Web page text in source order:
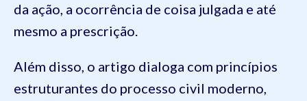
da ação, a ocorrência de coisa julgada e até
mesmo a prescrição.
Além disso, o artigo dialoga com princípios
estruturantes do processo civil moderno,